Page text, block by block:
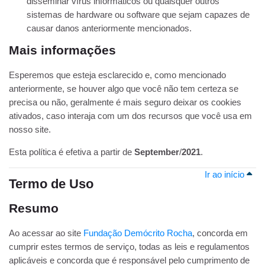
sistemas de hardware ou software que sejam capazes de
causar danos anteriormente mencionados.
Mais informações
Esperemos que esteja esclarecido e, como mencionado
anteriormente, se houver algo que você não tem certeza se
precisa ou não, geralmente é mais seguro deixar os cookies
ativados, caso interaja com um dos recursos que você usa em
nosso site.
Esta política é efetiva a partir de September/2021.
Ir ao início
Termo de Uso
Resumo
Ao acessar ao site Fundação Demócrito Rocha, concorda em
cumprir estes termos de serviço, todas as leis e regulamentos
aplicáveis ​​e concorda que é responsável pelo cumprimento de